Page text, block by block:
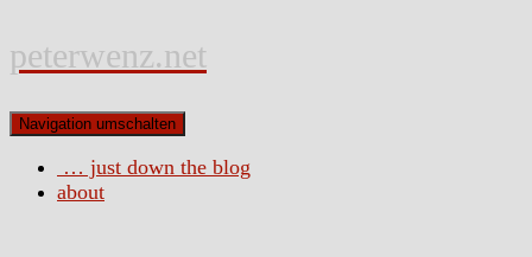
peterwenz.net
Navigation umschalten
… just down the blog
about